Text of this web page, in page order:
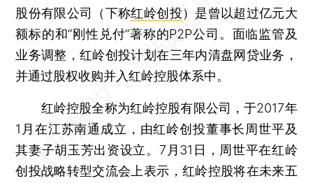
股份有限公司（下称红岭创投）是曾以超过亿元大
额标的和“刚性兑付”著称的P2P公司。面临监管及
业务调整，红岭创投计划在三年内清盘网贷业务，
并通过股权收购并入红岭控股体系中。
红岭控股全称为红岭控股有限公司，于2017年
1月在江苏南通成立，由红岭创投董事长周世平及
其妻子胡玉芳出资设立。7月31日，周世平在红岭
创投战略转型交流会上表示，红岭控股将在未来五